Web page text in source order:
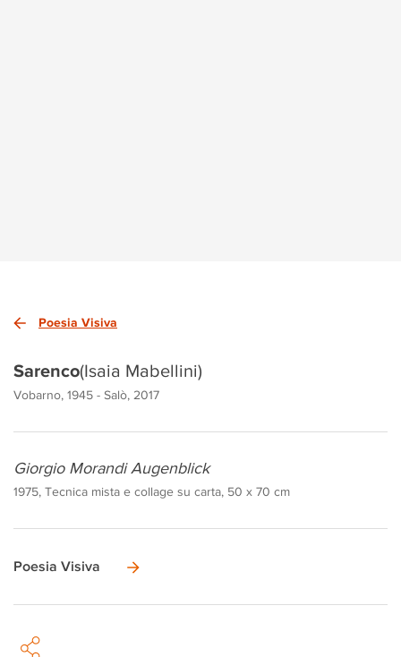
Poesia Visiva
Sarenco(Isaia Mabellini)
Vobarno, 1945 - Salò, 2017
Giorgio Morandi Augenblick
1975, Tecnica mista e collage su carta, 50 x 70 cm
Poesia Visiva